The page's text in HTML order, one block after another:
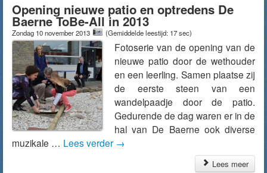
Opening nieuwe patio en optredens De
Baerne ToBe-All in 2013
Zondag 10 november 2013 (Gemiddelde leestijd: 17 sec)
Fotoserie van de opening van de
nieuwe patio door de wethouder
en een leerling. Samen plaatse zij
de eerste steen van een
wandelpaadje door de patio.
Gedurende de dag waren er in de
hal van De Baerne ook diverse
muzikale … Lees verder →
Lees meer